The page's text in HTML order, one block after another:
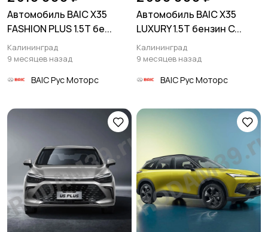
Автомобиль BAIC X35
FASHION PLUS 1.5T бе...
Калининград
9 месяцев назад
BAIC Рус Моторс
Автомобиль BAIC X35
LUXURY 1.5T бензин C...
Калининград
9 месяцев назад
BAIC Рус Моторс